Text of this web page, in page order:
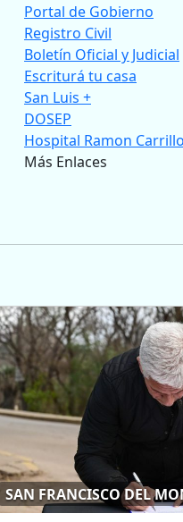
Portal de Gobierno
Registro Civil
Boletín Oficial y Judicial
Escriturá tu casa
San Luis +
DOSEP
Hospital Ramon Carrillo
Más Enlaces
SAN FRANCISCO DEL